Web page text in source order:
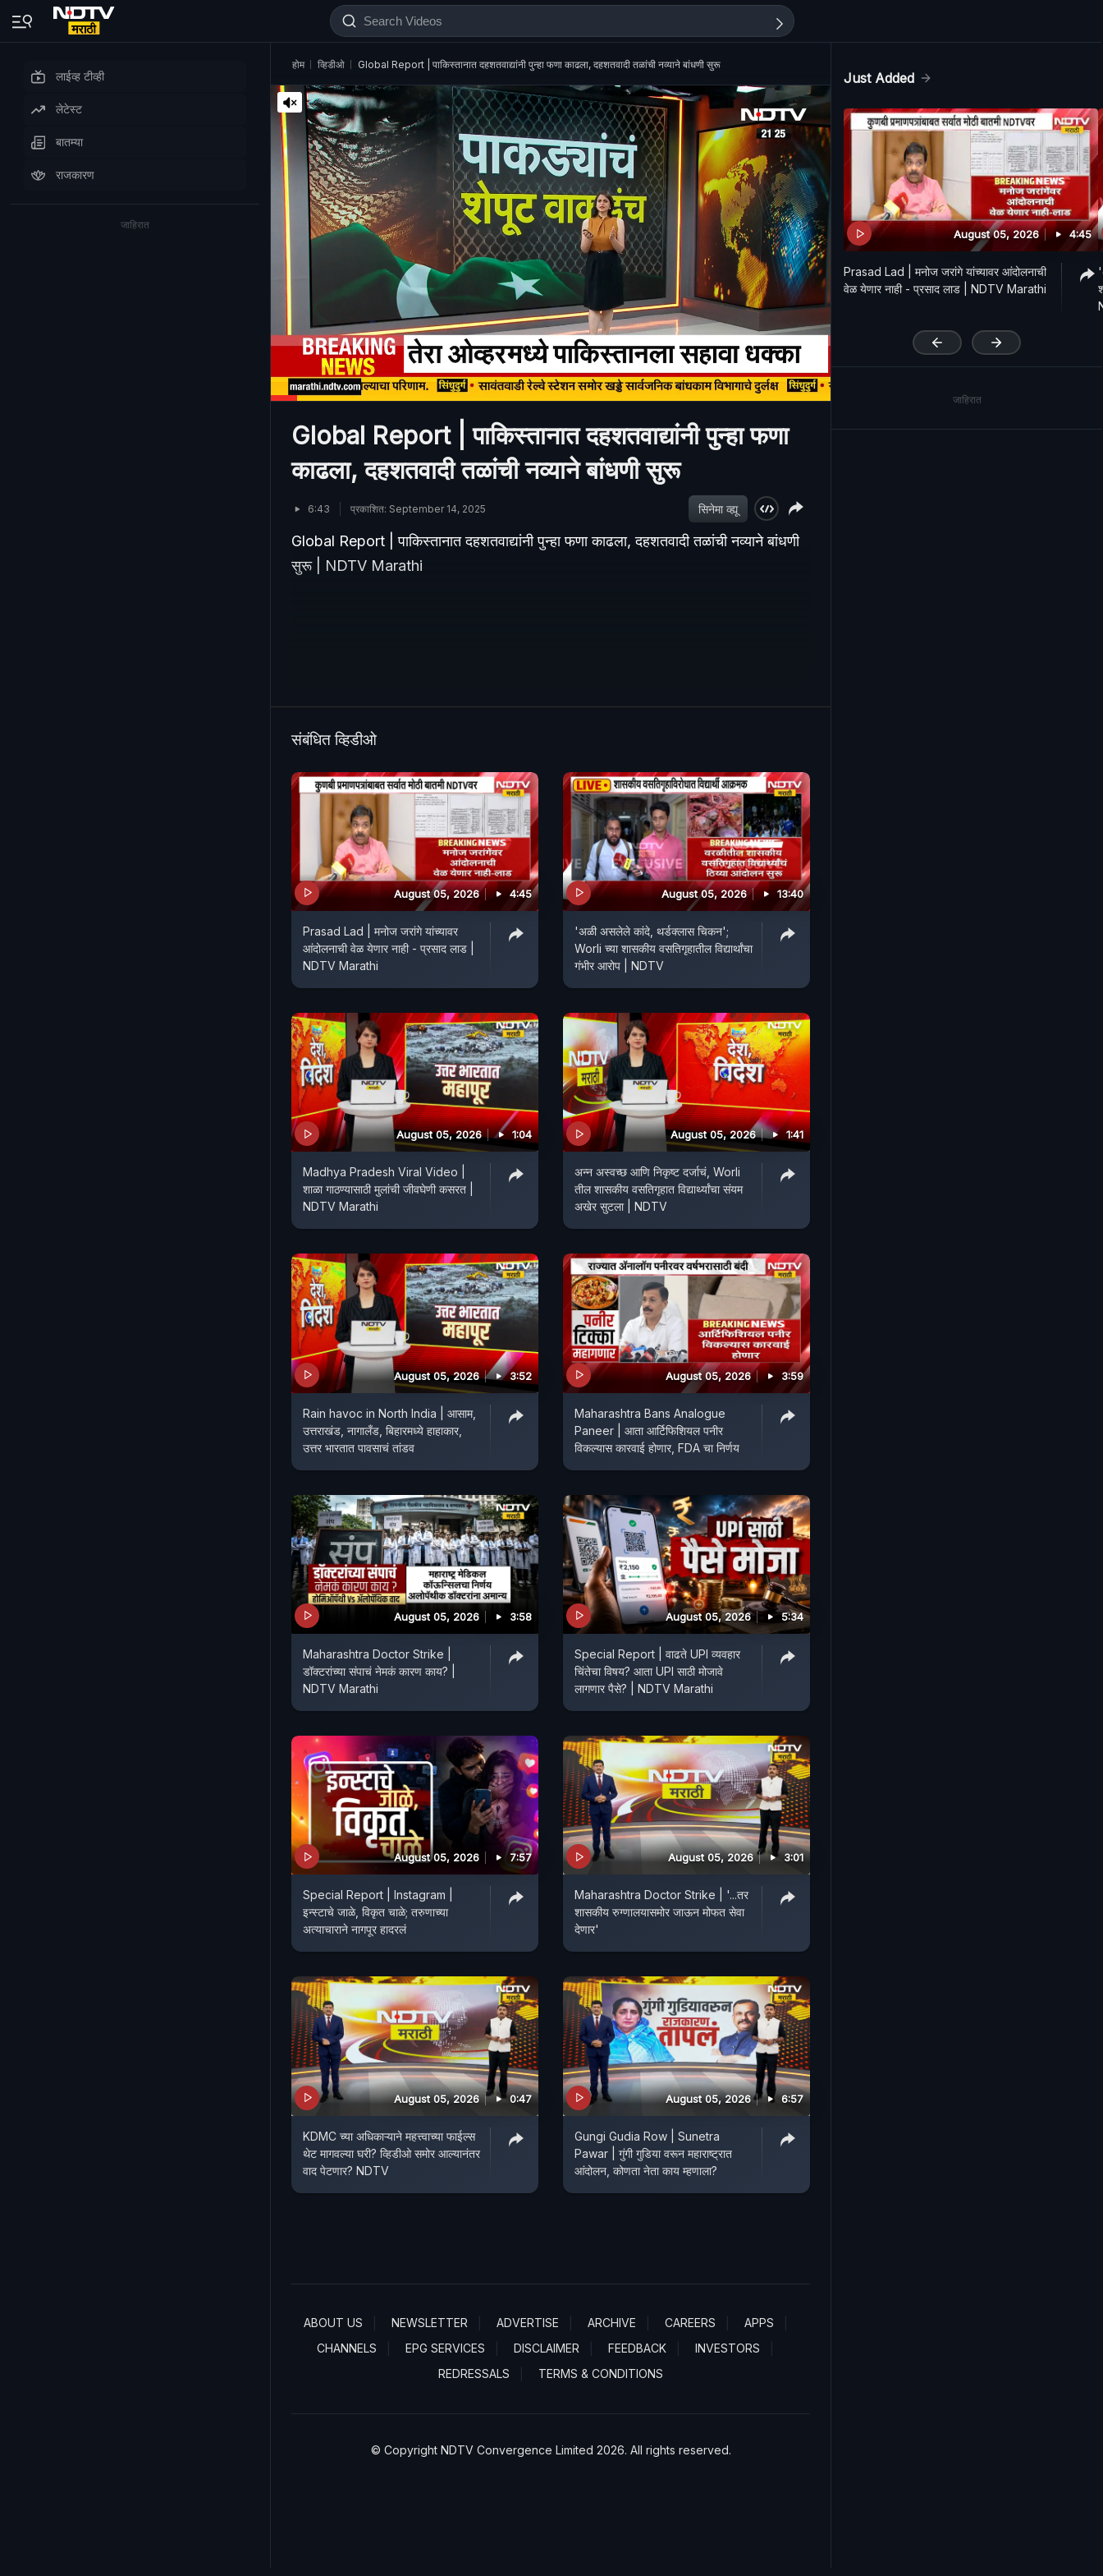
लाईव्ह टीव्ही
लेटेस्ट
बातम्या
राजकारण
जाहिरात
होम व्हिडीओ Global Report | पाकिस्तानात दहशतवाद्यांनी पुन्हा फणा काढला, दहशतवादी तळांची नव्याने बांधणी सुरू
'
Global Report | पाकिस्तानात दहशतवाद्यांनी पुन्हा फणा
काढला, दहशतवादी तळांची नव्याने बांधणी सुरू
6:43 प्रकाशित: September 14, 2025 सिनेमा व्ह्यू
Global Report | पाकिस्तानात दहशतवाद्यांनी पुन्हा फणा काढला, दहशतवादी तळांची नव्याने बांधणी
सुरू | NDTV Marathi
संबंधित व्हिडीओ
August 05, 2026 4:45
Prasad Lad | मनोज जरांगे यांच्यावर
आंदोलनाची वेळ येणार नाही - प्रसाद लाड |
NDTV Marathi
August 05, 2026 13:40
'अळी असलेले कांदे, थर्डक्लास चिकन';
Worli च्या शासकीय वसतिगृहातील विद्यार्थांचा
गंभीर आरोप | NDTV
August 05, 2026 1:04
Madhya Pradesh Viral Video |
शाळा गाठण्यासाठी मुलांची जीवघेणी कसरत |
NDTV Marathi
August 05, 2026 1:41
अन्न अस्वच्छ आणि निकृष्ट दर्जाचं, Worli
तील शासकीय वसतिगृहात विद्यार्थ्यांचा संयम
अखेर सुटला | NDTV
August 05, 2026 3:52
Rain havoc in North India | आसाम,
उत्तराखंड, नागालँड, बिहारमध्ये हाहाकार,
उत्तर भारतात पावसाचं तांडव
August 05, 2026 3:59
Maharashtra Bans Analogue
Paneer | आता आर्टिफिशियल पनीर
विकल्यास कारवाई होणार, FDA चा निर्णय
August 05, 2026 3:58
Maharashtra Doctor Strike |
डॉक्टरांच्या संपाचं नेमकं कारण काय? |
NDTV Marathi
August 05, 2026 5:34
Special Report | वाढते UPI व्यवहार
चिंतेचा विषय? आता UPI साठी मोजावे
लागणार पैसे? | NDTV Marathi
August 05, 2026 7:57
Special Report | Instagram |
इन्स्टाचे जाळे, विकृत चाळे; तरुणाच्या
अत्याचाराने नागपूर हादरलं
August 05, 2026 3:01
Maharashtra Doctor Strike | '...तर
शासकीय रुग्णालयासमोर जाऊन मोफत सेवा
देणार'
August 05, 2026 0:47
KDMC च्या अधिकाऱ्याने महत्त्वाच्या फाईल्स
थेट मागवल्या घरी? व्हिडीओ समोर आल्यानंतर
वाद पेटणार? NDTV
August 05, 2026 6:57
Gungi Gudia Row | Sunetra
Pawar | गुंगी गुडिया वरून महाराष्ट्रात
आंदोलन, कोणता नेता काय म्हणाला?
ABOUT US NEWSLETTER ADVERTISE ARCHIVE CAREERS
APPS
CHANNELS
EPG SERVICES DISCLAIMER FEEDBACK
INVESTORS
REDRESSALS
TERMS & CONDITIONS
© Copyright NDTV Convergence Limited 2026. All rights reserved.
Just Added
August 05, 2026 4:45
Prasad Lad | मनोज जरांगे यांच्यावर आंदोलनाची
वेळ येणार नाही - प्रसाद लाड | NDTV Marathi
जाहिरात